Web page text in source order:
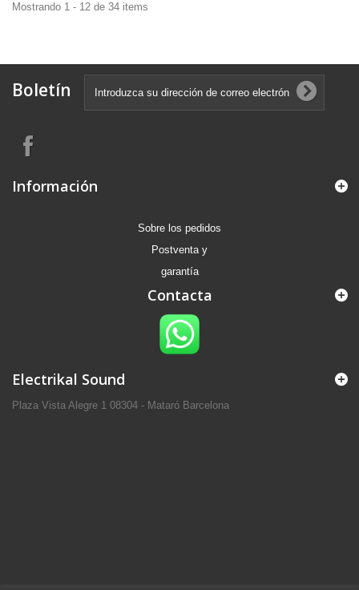
Mostrando 1 - 12 de 34 items
Boletín
Información
Sobre los pedidos
Postventa y
garantía
Contacta
Electrikal Sound
Plaza Vista Alegre 1 08304 - Mataró Barcelona